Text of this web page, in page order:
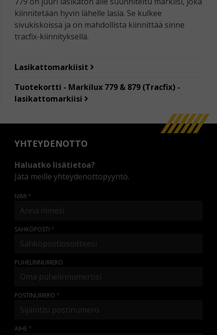
kiinnitetään hyvin lähelle lasia. Se kulkee
sivukiskoissa ja on mahdollista kiinnittää sinne
tracfix-kiinnityksellä.
Lasikattomarkiisit
Tuotekortti - Markilux 779 & 879 (Tracfix) -
lasikattomarkiisi
YHTEYDENOTTO
Haluatko lisätietoa?
Jätä meille yhteydenottopyyntö.
NIMI
SÄHKÖPOSTI
PUHELINNUMERO
POSTINUMERO
AIHE